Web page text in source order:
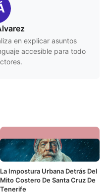
en explicar asuntos
accesible para todo
La Impostura Urbana Detrás Del
Mito Costero De Santa Cruz De
Tenerife